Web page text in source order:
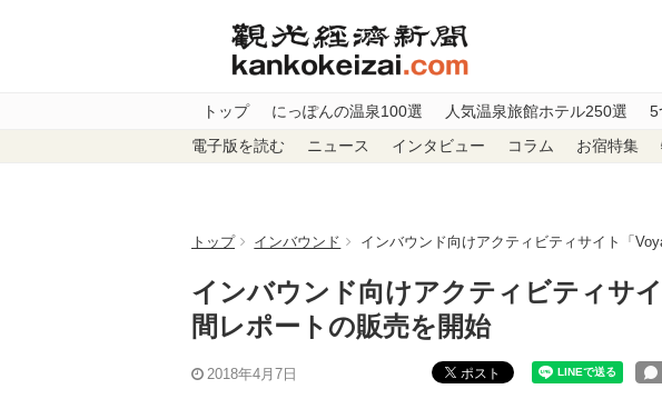
トップ にっぽんの温泉100選 人気温泉旅館ホテル250選 5
電子版を読む ニュース インタビュー コラム お宿特集
トップ インバウンド インバウンド向けアクティビティサイト「
インバウンド向けアクティビティサ
間レポートの販売を開始
2018年4月7日 ポスト